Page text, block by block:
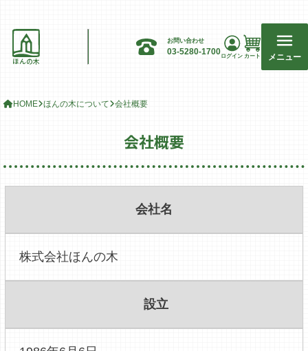
ほんの木
お問い合わせ
03-5280-1700ログイン カート メニュー
HOME ほんの木について 会社概要
会社概要
会社名
株式会社ほんの木
設立